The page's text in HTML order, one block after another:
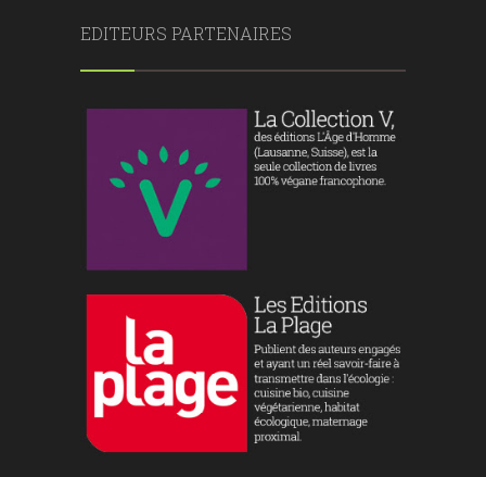
EDITEURS PARTENAIRES